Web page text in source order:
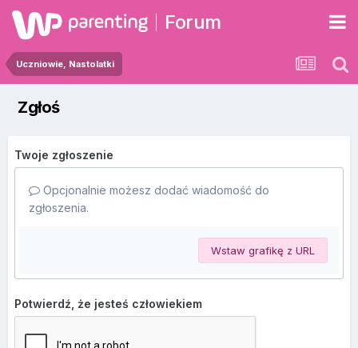
Forum
Uczniowie, Nastolatki
Zgłoś
Twoje zgłoszenie
Opcjonalnie możesz dodać wiadomość do
zgłoszenia.
Wstaw grafikę z URL
Potwierdź, że jesteś człowiekiem